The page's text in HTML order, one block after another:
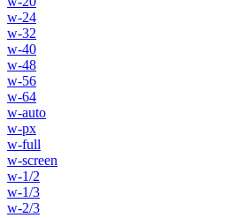
w-24
w-32
w-40
w-48
w-56
w-64
w-auto
w-px
w-full
w-screen
w-1/2
w-1/3
w-2/3